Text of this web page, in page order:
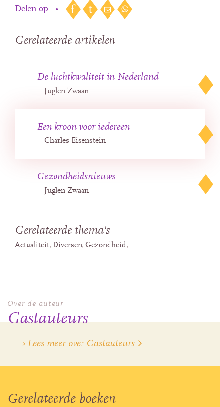
Delen op •
Gerelateerde artikelen
De luchtkwaliteit in Nederland
Juglen Zwaan
Een kroon voor iedereen
Charles Eisenstein
Gezondheidsnieuws
Juglen Zwaan
Gerelateerde thema's
Actualiteit Diversen Gezondheid
Over de auteur
Gastauteurs
› Lees meer over Gastauteurs
Gerelateerde boeken